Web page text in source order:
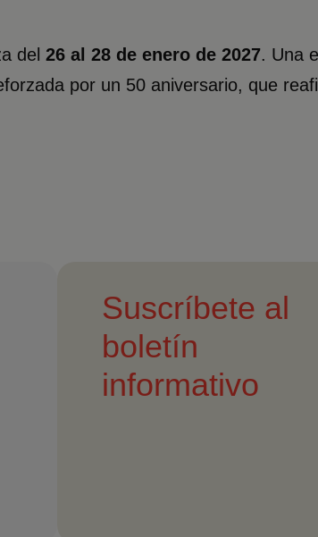
del 26 al 28 de enero de 2027. Una
por un 50 aniversario, que
Suscríbete al
boletín
informativo